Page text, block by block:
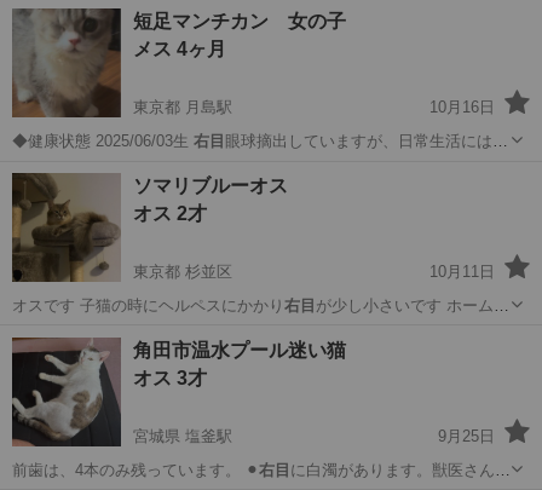
大阪 大阪市 平野駅 ワクチン
短足マンチカン 女の子
メス 4ヶ月
東京都 月島駅
10月16日
◆健康状態 2025/06/03生 右目 眼球摘出していますが、日常生活には問
東京 中央区 月島駅
ソマリブルーオス
オス 2才
東京都 杉並区
10月11日
オスです 子猫の時にヘルペスにかかり 右目 が少し小さいです ホームに
東京 杉並区 猫 ワクチン
角田市温水プール迷い猫
オス 3才
宮城県 塩釜駅
9月25日
︎前歯は、4本のみ残っています。 ⚫︎右目 に白濁があります。獣医さんに